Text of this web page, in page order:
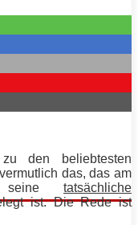
den beliebtesten
das, das am
seine tatsächliche
ist. Die Rede ist